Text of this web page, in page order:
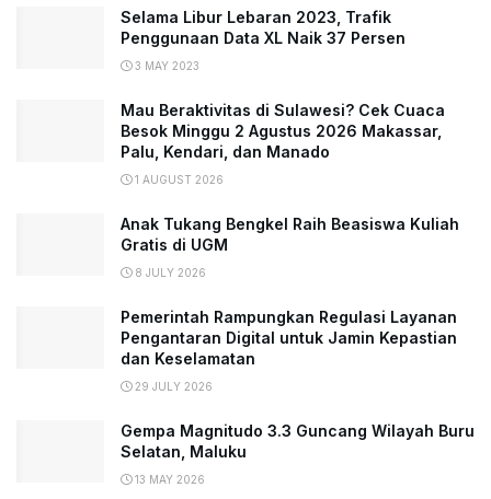
Selama Libur Lebaran 2023, Trafik
Penggunaan Data XL Naik 37 Persen
3 MAY 2023
Mau Beraktivitas di Sulawesi? Cek Cuaca
Besok Minggu 2 Agustus 2026 Makassar,
Palu, Kendari, dan Manado
1 AUGUST 2026
Anak Tukang Bengkel Raih Beasiswa Kuliah
Gratis di UGM
8 JULY 2026
Pemerintah Rampungkan Regulasi Layanan
Pengantaran Digital untuk Jamin Kepastian
dan Keselamatan
29 JULY 2026
Gempa Magnitudo 3.3 Guncang Wilayah Buru
Selatan, Maluku
13 MAY 2026